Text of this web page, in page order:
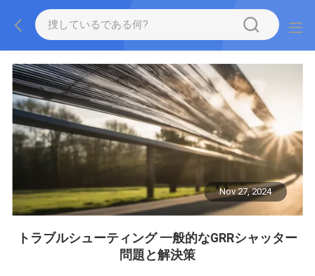
Nov 27, 2024
トラブルシューティング 一般的なGRRシャッター
問題と解決策